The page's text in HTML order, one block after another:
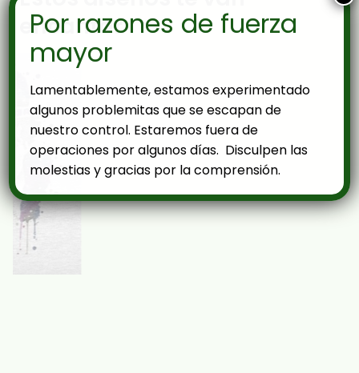
encantar
Por razones de fuerza
mayor
Lamentablemente, estamos experimentado
algunos problemitas que se escapan de
nuestro control. Estaremos fuera de
operaciones por algunos días. Disculpen las
molestias y gracias por la comprensión.